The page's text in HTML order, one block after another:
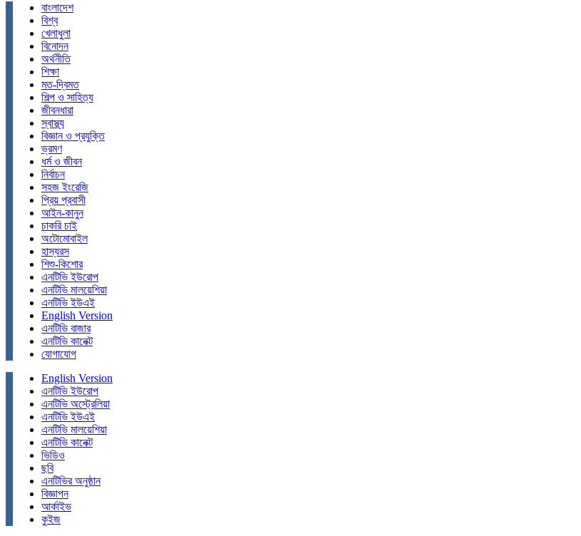
বাংলাদেশ
বিশ্ব
খেলাধুলা
বিনোদন
অর্থনীতি
শিক্ষা
মত-দ্বিমত
শিল্প ও সাহিত্য
জীবনধারা
স্বাস্থ্য
বিজ্ঞান ও প্রযুক্তি
ভ্রমণ
ধর্ম ও জীবন
নির্বাচন
সহজ ইংরেজি
প্রিয় প্রবাসী
আইন-কানুন
চাকরি চাই
অটোমোবাইল
হাস্যরস
শিশু-কিশোর
এনটিভি ইউরোপ
এনটিভি মালয়েশিয়া
এনটিভি ইউএই
English Version
এনটিভি বাজার
এনটিভি কানেক্ট
যোগাযোগ
English Version
এনটিভি ইউরোপ
এনটিভি অস্ট্রেলিয়া
এনটিভি ইউএই
এনটিভি মালয়েশিয়া
এনটিভি কানেক্ট
ভিডিও
ছবি
এনটিভির অনুষ্ঠান
বিজ্ঞাপন
আর্কাইভ
কুইজ